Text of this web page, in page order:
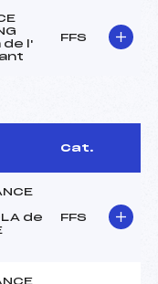
de l'
FFS
Cat.
de
FFS